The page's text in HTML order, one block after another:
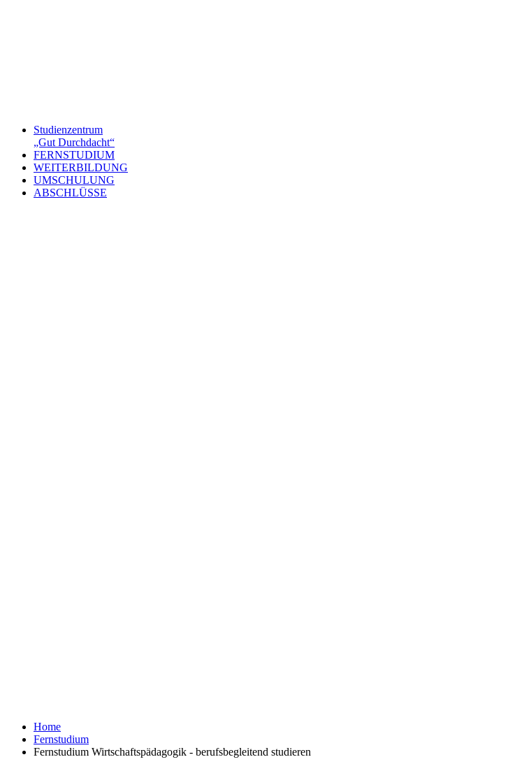
Studienzentrum
„Gut Durchdacht“
FERNSTUDIUM
WEITERBILDUNG
UMSCHULUNG
ABSCHLÜSSE
Home
Fernstudium
Fernstudium Wirtschaftspädagogik - berufsbegleitend studieren